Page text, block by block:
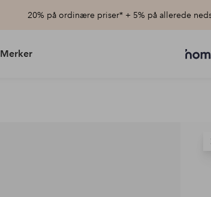
20% på ordinære priser* + 5% på allerede
Merker
–